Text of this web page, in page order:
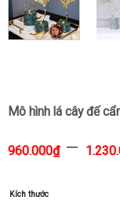
Mô hình lá cây đế
960.000₫–
Kích thước